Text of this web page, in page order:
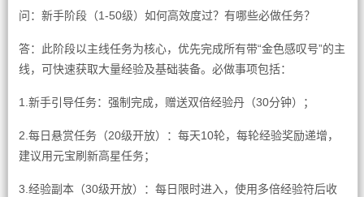
问：新手阶段（1-50级）如何高效度过？有哪些必做任务？
答：此阶段以主线任务为核心，优先完成所有带“金色感叹号”的主
线，可快速获取大量经验及基础装备。必做事项包括：
1.新手引导任务：强制完成，赠送双倍经验丹（30分钟）；
2.每日悬赏任务（20级开放）：每天10轮，每轮经验奖励递增，
建议用元宝刷新高星任务；
3.经验副本（30级开放）：每日限时进入，使用多倍经验符后收